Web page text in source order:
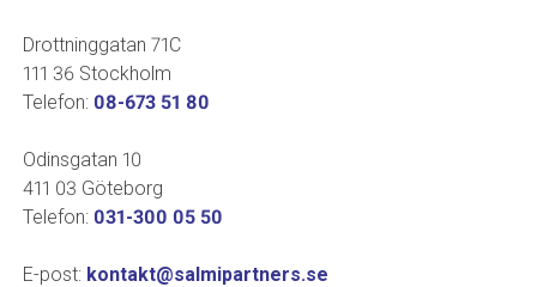
Drottninggatan 71C
111 36 Stockholm
Telefon: 08-673 51 80
Odinsgatan 10
411 03 Göteborg
Telefon: 031-300 05 50
E-post: kontakt@salmipartners.se